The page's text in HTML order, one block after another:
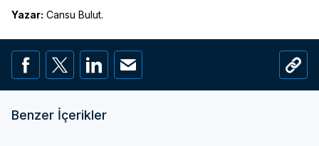
Yazar: Cansu Bulut.
Benzer İçerikler